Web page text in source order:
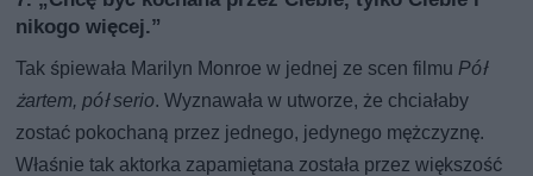
nikogo więcej.”
Tak śpiewała Marilyn Monroe w jednej ze scen filmu Pół
żartem, pół serio. Wyznawała w utworze, że chciałaby
zostać pokochaną przez jednego, jedynego mężczyznę.
Właśnie tak aktorka zapamiętana została przez większość